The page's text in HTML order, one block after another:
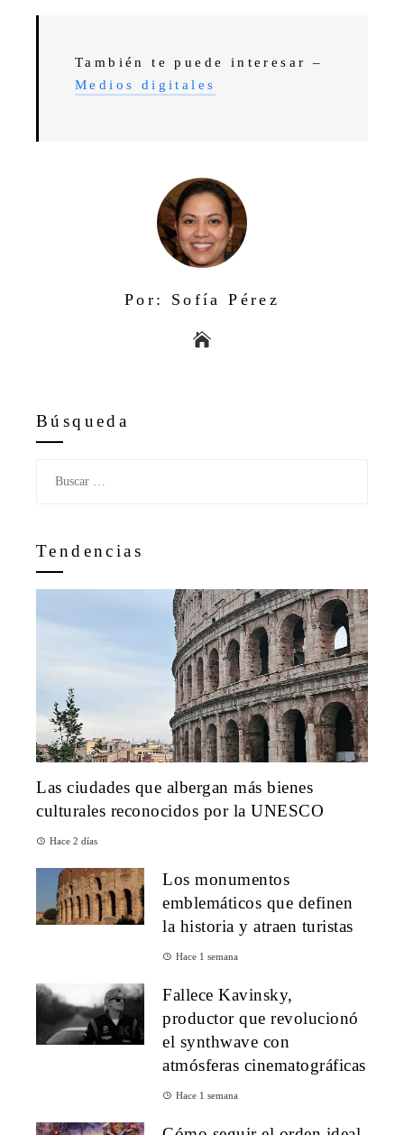
También te puede interesar –
Medios digitales
Por: Sofía Pérez
Búsqueda
Tendencias
Las ciudades que albergan más bienes
culturales reconocidos por la UNESCO
Hace 2 días
Los monumentos
emblemáticos que definen
la historia y atraen turistas
Hace 1 semana
Fallece Kavinsky,
productor que revolucionó
el synthwave con
atmósferas cinematográficas
Hace 1 semana